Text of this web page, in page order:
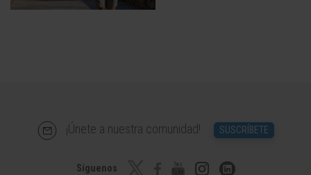
¡Únete a nuestra comunidad! SUSCRÍBETE
Síguenos